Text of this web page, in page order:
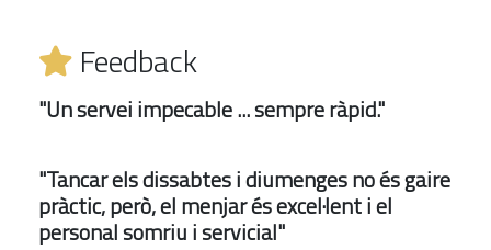
Feedback
"Un servei impecable ... sempre ràpid."
"Tancar els dissabtes i diumenges no és gaire
pràctic, però, el menjar és excel·lent i el
personal somriu i servicial"